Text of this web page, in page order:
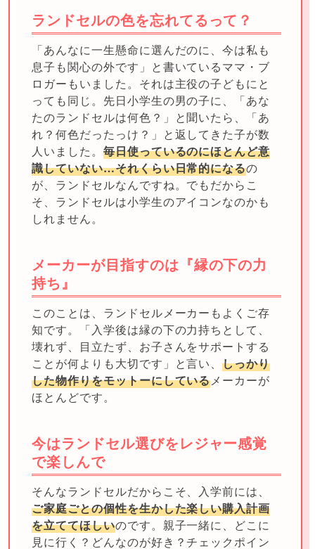
ランドセルの色を忘れてるって？
「あんなに一生懸命に選んだのに、今は私も
息子も関心の外です」と書いているママ・ブ
ロガーもいました。それは主役の子どもにと
っても同じ。先日小学生の男の子に、「あな
たのランドセルは何色？」と聞いたら、「あ
れ？何色だったっけ？」と返してきた子が数
人いました。 毎日使っているのにほとんど意
識していない…それくらい日常的になるの
が、ランドセルなんですね。でもだからこ
そ、ランドセルは小学生のアイコンなのかも
しれません。
メーカーが目指すのは『縁の下の力
持ち』
このことは、ランドセルメーカーもよくご存
知です。「入学後は縁の下の力持ちとして、
壊れず、目立たず、お子さんをサポートする
ことが何よりも大切です」と言い、しっかり
した物作りをモットーにしているメーカーが
ほとんどです。
今はランドセル選びをレジャー感覚
で楽しんで
そんなランドセルだからこそ、入学前には、
ご家庭ごとの個性を生かした楽しい購入計画
を立ててほしいのです。親子一緒に、どこに
見に行く？どんなのが好き？チェックポイン